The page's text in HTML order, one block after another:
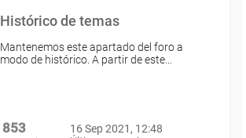
Histórico de temas
Mantenemos este apartado del foro a
modo de histórico. A partir de este…
853
16 Sep 2021, 12:48